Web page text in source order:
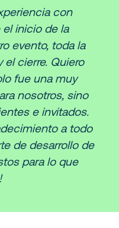
con
inicio de la
evento, toda la
cierre. Quiero
fue una muy
nosotros, sino
e invitados.
a todo
de desarrollo de
para lo que